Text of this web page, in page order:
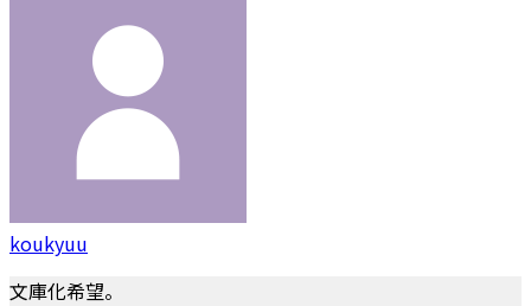
koukyuu
文庫化希望。